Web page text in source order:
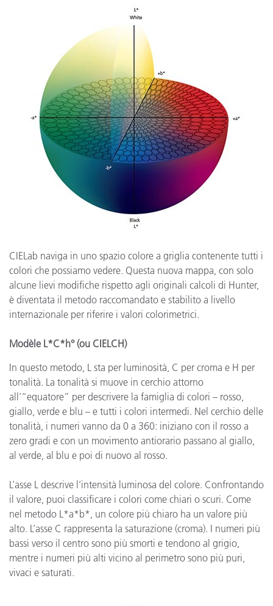
CIELab naviga in uno spazio colore a griglia contenente tutti i
colori che possiamo vedere. Questa nuova mappa, con solo
alcune lievi modifiche rispetto agli originali calcoli di Hunter,
è diventata il metodo raccomandato e stabilito a livello
internazionale per riferire i valori colorimetrici.
Modèle L*C*h° (ou CIELCH)
In questo metodo, L sta per luminosità, C per croma e H per
tonalità. La tonalità si muove in cerchio attorno
all’“equatore” per descrivere la famiglia di colori – rosso,
giallo, verde e blu – e tutti i colori intermedi. Nel cerchio delle
tonalità, i numeri vanno da 0 a 360: iniziano con il rosso a
zero gradi e con un movimento antiorario passano al giallo,
al verde, al blu e poi di nuovo al rosso.
L’asse L descrive l’intensità luminosa del colore. Confrontando
il valore, puoi classificare i colori come chiari o scuri. Come
nel metodo L*a*b*, un colore più chiaro ha un valore più
alto. L’asse C rappresenta la saturazione (croma). I numeri più
bassi verso il centro sono più smorti e tendono al grigio,
mentre i numeri più alti vicino al perimetro sono più puri,
vivaci e saturati.